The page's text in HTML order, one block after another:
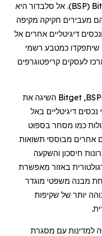
(
BSP). אל סלבדור היא
מעבירים חקיקה מקיפה
ונכסים דיגיטליים אחרים אל
שיתפקדו כמטבע רשמי
לעסקים קריפטוגרפים
BSP
,
Bitget השיגה את
נכסים דיגיטליים באל
כמו מסחר בספוט
אחרים מבוססי תשואות
חיסכון והשקעה
באזור מאפשרת
מבנה משפטי מוגדר
יותר של שקיפות
למדינות עם מסגרת